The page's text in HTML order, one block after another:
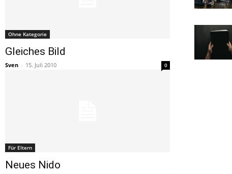
Ohne Kategorie
Gleiches Bild
Sven - 15. Juli 2010 0
Für Eltern
Neues Nido